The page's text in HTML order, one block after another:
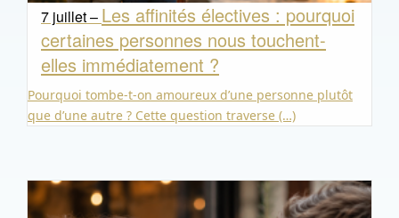
7 juillet – Les affinités électives : pourquoi
certaines personnes nous touchent-
elles immédiatement ?
Pourquoi tombe-t-on amoureux d’une personne plutôt
que d’une autre ? Cette question traverse (…)